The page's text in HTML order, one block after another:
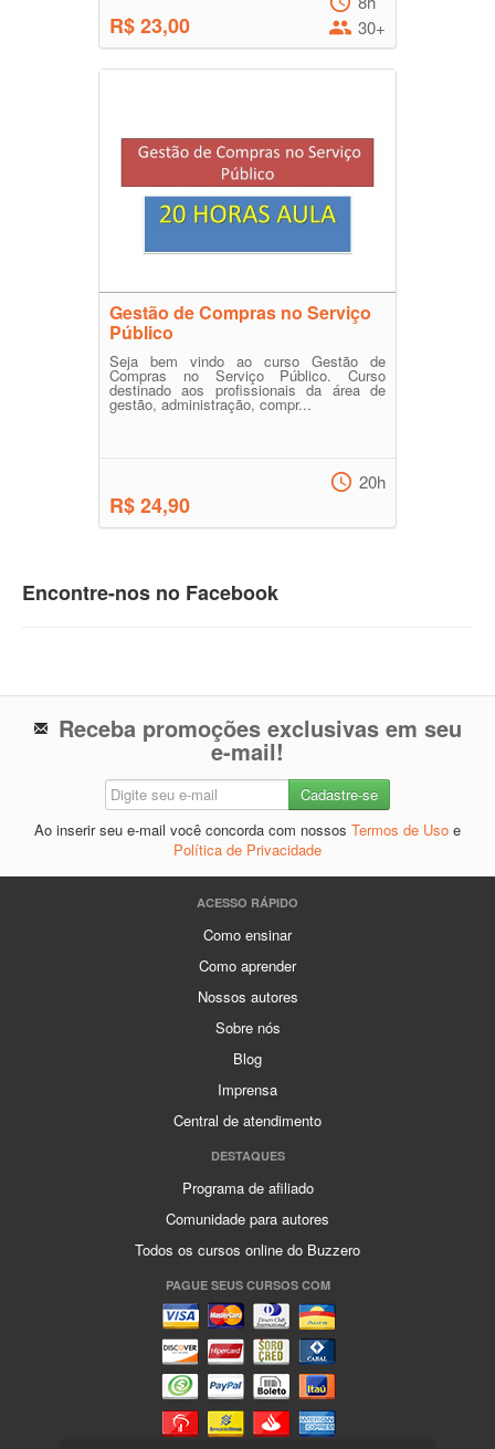
R$ 23,00
30+
Gestão de Compras no Serviço
Público
Seja bem vindo ao curso Gestão de
Compras no Serviço Público. Curso
destinado aos profissionais da área de
gestão, administração, compr...
R$ 24,90
20h
Encontre-nos no Facebook
Receba promoções exclusivas em seu
e-mail!
Ao inserir seu e-mail você concorda com nossos Termos de Uso e
Política de Privacidade
ACESSO RÁPIDO
Como ensinar
Como aprender
Nossos autores
Sobre nós
Blog
Imprensa
Central de atendimento
DESTAQUES
Programa de afiliado
Comunidade para autores
Todos os cursos online do Buzzero
PAGUE SEUS CURSOS COM